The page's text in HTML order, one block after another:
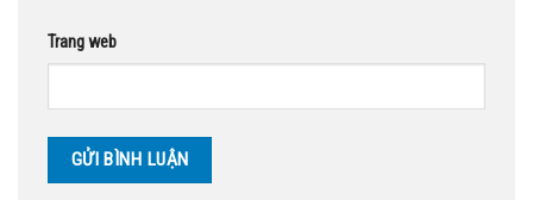
Trang web